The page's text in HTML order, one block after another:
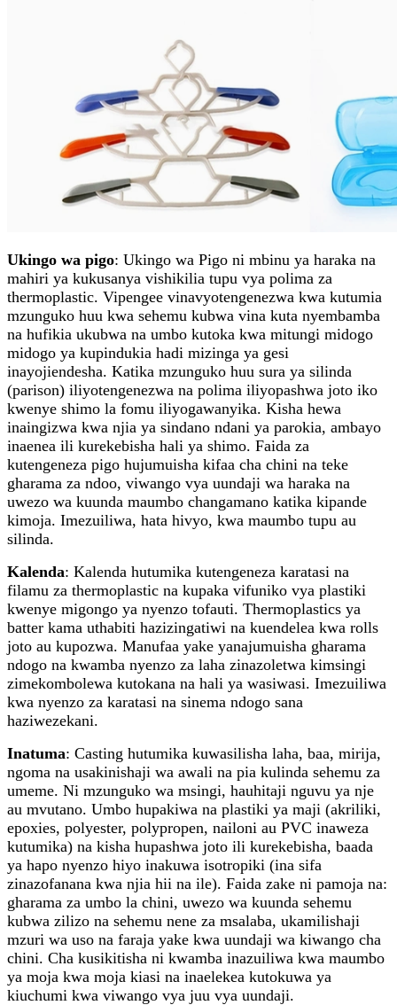
Ukingo wa pigo: Ukingo wa Pigo ni mbinu ya haraka na
mahiri ya kukusanya vishikilia tupu vya polima za
thermoplastic. Vipengee vinavyotengenezwa kwa kutumia
mzunguko huu kwa sehemu kubwa vina kuta nyembamba
na hufikia ukubwa na umbo kutoka kwa mitungi midogo
midogo ya kupindukia hadi mizinga ya gesi
inayojiendesha. Katika mzunguko huu sura ya silinda
(parison) iliyotengenezwa na polima iliyopashwa joto iko
kwenye shimo la fomu iliyogawanyika. Kisha hewa
inaingizwa kwa njia ya sindano ndani ya parokia, ambayo
inaenea ili kurekebisha hali ya shimo. Faida za
kutengeneza pigo hujumuisha kifaa cha chini na teke
gharama za ndoo, viwango vya uundaji wa haraka na
uwezo wa kuunda maumbo changamano katika kipande
kimoja. Imezuiliwa, hata hivyo, kwa maumbo tupu au
silinda.
Kalenda: Kalenda hutumika kutengeneza karatasi na
filamu za thermoplastic na kupaka vifuniko vya plastiki
kwenye migongo ya nyenzo tofauti. Thermoplastics ya
batter kama uthabiti hazizingatiwi na kuendelea kwa rolls
joto au kupozwa. Manufaa yake yanajumuisha gharama
ndogo na kwamba nyenzo za laha zinazoletwa kimsingi
zimekombolewa kutokana na hali ya wasiwasi. Imezuiliwa
kwa nyenzo za karatasi na sinema ndogo sana
haziwezekani.
Inatuma: Casting hutumika kuwasilisha laha, baa, mirija,
ngoma na usakinishaji wa awali na pia kulinda sehemu za
umeme. Ni mzunguko wa msingi, hauhitaji nguvu ya nje
au mvutano. Umbo hupakiwa na plastiki ya maji (akriliki,
epoxies, polyester, polypropen, nailoni au PVC inaweza
kutumika) na kisha hupashwa joto ili kurekebisha, baada
ya hapo nyenzo hiyo inakuwa isotropiki (ina sifa
zinazofanana kwa njia hii na ile). Faida zake ni pamoja na:
gharama za umbo la chini, uwezo wa kuunda sehemu
kubwa zilizo na sehemu nene za msalaba, ukamilishaji
mzuri wa uso na faraja yake kwa uundaji wa kiwango cha
chini. Cha kusikitisha ni kwamba inazuiliwa kwa maumbo
ya moja kwa moja kiasi na inaelekea kutokuwa ya
kiuchumi kwa viwango vya juu vya uundaji.